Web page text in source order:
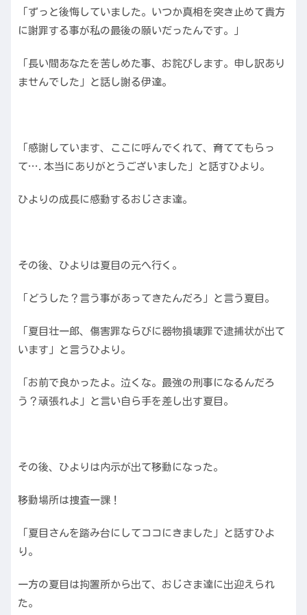
「ずっと後悔していました。いつか真相を突き止めて貴方
に謝罪する事が私の最後の願いだったんです。」
「長い間あなたを苦しめた事、お詫びします。申し訳あり
ませんでした」と話し謝る伊達。
「感謝しています、ここに呼んでくれて、育ててもらっ
て….本当にありがとうございました」と話すひより。
ひよりの成長に感動するおじさま達。
その後、ひよりは夏目の元へ行く。
「どうした？言う事があってきたんだろ」と言う夏目。
「夏目壮一郎、傷害罪ならびに器物損壊罪で逮捕状が出て
います」と言うひより。
「お前で良かったよ。泣くな。最強の刑事になるんだろ
う？頑張れよ」と言い自ら手を差し出す夏目。
その後、ひよりは内示が出て移動になった。
移動場所は捜査一課！
「夏目さんを踏み台にしてココにきました」と話すひよ
り。
一方の夏目は拘置所から出て、おじさま達に出迎えられ
た。